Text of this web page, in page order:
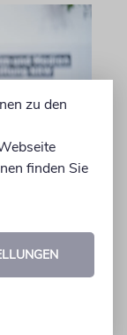
der
zu den
finden Sie